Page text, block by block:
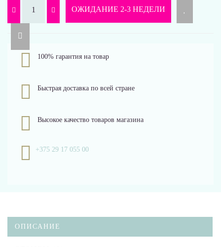
ОЖИДАНИЕ 2-3 НЕДЕЛИ
100% гарантия на товар
Быстрая доставка по всей стране
Высокое качество товаров магазина
+375 29 17 055 00
ОПИСАНИЕ